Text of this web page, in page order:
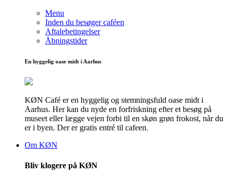
Menu
Inden du besøger caféen
Aftalebetingelser
Åbningstider
En hyggelig oase midt i Aarhus
KØN Café er en hyggelig og stemningsfuld oase midt i
Aarhus. Her kan du nyde en forfriskning efter et besøg på
museet eller lægge vejen forbi til en skøn grøn frokost, når du
er i byen. Der er gratis entré til cafeen.
Om KØN
Bliv klogere på KØN